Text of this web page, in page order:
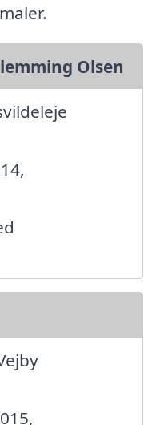
Olsen